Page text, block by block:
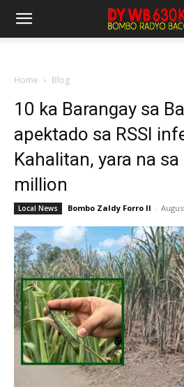
Home Blog
10 ka Barangay sa
apektado sa RSSI
Kahalitan, yara na
million
Local News Bombo Zaldy Forro II -